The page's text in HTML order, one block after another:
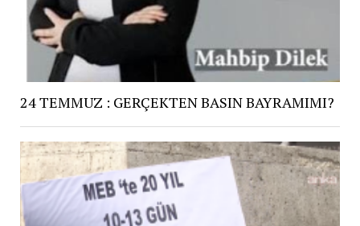
24 TEMMUZ : GERÇEKTEN BASIN BAYRAMIMI?